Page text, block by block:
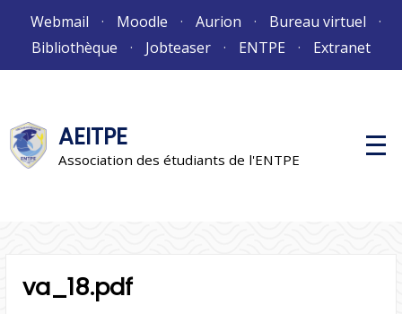
Webmail Moodle Aurion
Bureau virtuel
Bibliothèque
Jobteaser ENTPE Extranet
AEITPE
Association des étudiants de l'ENTPE
M
e
va_18.pdf